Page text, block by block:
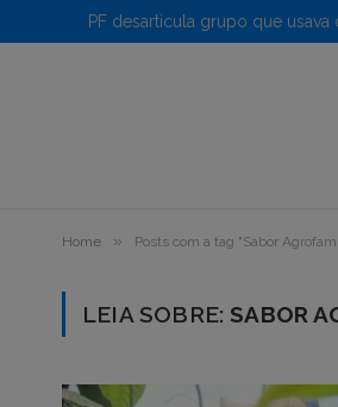
Home » Posts com a tag "Sabor
LEIA SOBRE:SABOR